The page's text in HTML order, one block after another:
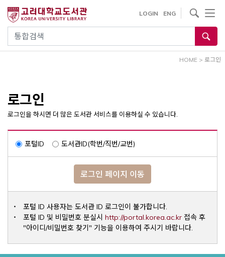
건
통합검색
LOGIN ENG
사이트내 검색
HOME > 로그인
로그인
로그인을 하시면 더 많은 도서관 서비스를 이용하실 수 있습니다.
포털ID 도서관ID(학번/직번/교번)
로그인 페이지 이동
포털 ID 사용자는 도서관 ID 로그인이 불가합니다.
포털 ID 및 비밀번호 분실시 http://portal.korea.ac.krOpens a
접속 후
"아이디/비밀번호 찾기" 기능을 이용하여 주시기 바랍니다.